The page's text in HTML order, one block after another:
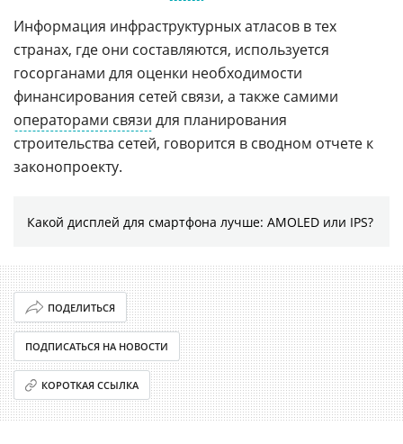
Информация инфраструктурных атласов в тех
странах, где они составляются, используется
госорганами для оценки необходимости
финансирования сетей связи, а также самими
операторами связи для планирования
строительства сетей, говорится в сводном отчете к
законопроекту.
Какой дисплей для смартфона лучше: AMOLED или IPS?
ПОДЕЛИТЬСЯ
ПОДПИСАТЬСЯ НА НОВОСТИ
КОРОТКАЯ ССЫЛКА